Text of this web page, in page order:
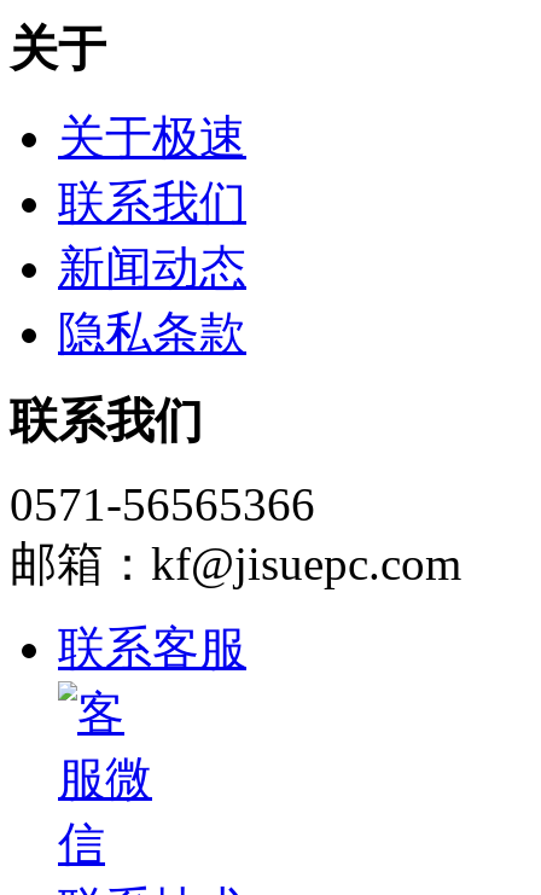
关于
关于极速
联系我们
新闻动态
隐私条款
联系我们
0571-56565366
邮箱：kf@jisuepc.com
联系客服